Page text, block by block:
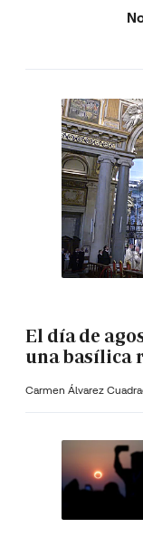
El día de
una basílica
Carmen Álvarez